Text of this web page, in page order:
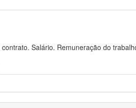
Salário. Remuneração do